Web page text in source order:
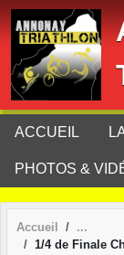
ACCUEIL
PHOTOS &
Accueil
1/4 de Finale
Panneau de